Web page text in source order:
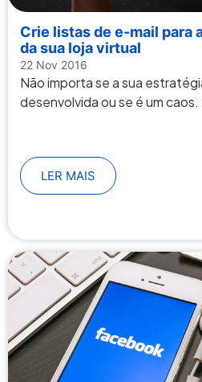
Crie listas de e-mail para
da sua loja virtual
22 Nov 2016
Não importa se a sua
desenvolvida ou se é um
LER MAIS